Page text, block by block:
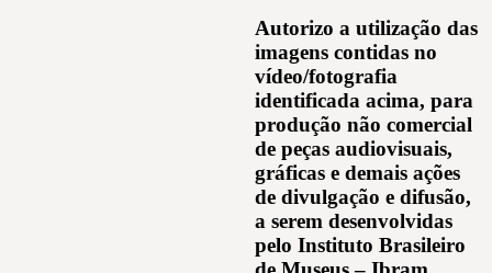
Autorizo a utilização das
imagens contidas no
vídeo/fotografia
identificada acima, para
produção não comercial
de peças audiovisuais,
gráficas e demais ações
de divulgação e difusão,
a serem desenvolvidas
pelo Instituto Brasileiro